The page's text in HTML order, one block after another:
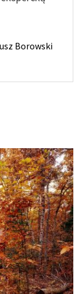
Borowski